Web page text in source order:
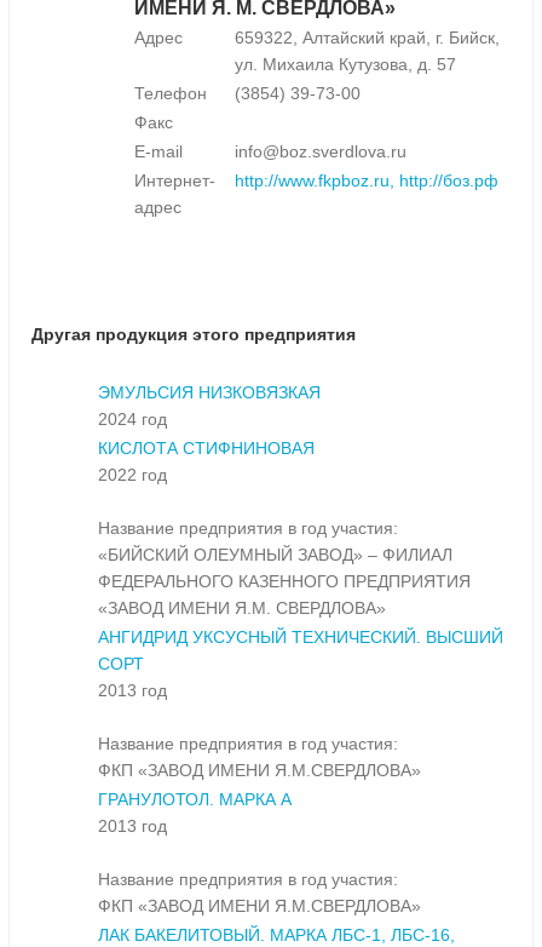
ИМЕНИ Я. М. СВЕРДЛОВА»
Адрес
659322, Алтайский край, г. Бийск,
ул. Михаила Кутузова, д. 57
Телефон
(3854) 39-73-00
Факс
E-mail
info@boz.sverdlova.ru
Интернет-
адрес
http://www.fkpboz.ru, http://боз.рф
Другая продукция этого предприятия
ЭМУЛЬСИЯ НИЗКОВЯЗКАЯ
2024 год
КИСЛОТА СТИФНИНОВАЯ
2022 год
Название предприятия в год участия:
«БИЙСКИЙ ОЛЕУМНЫЙ ЗАВОД» – ФИЛИАЛ
ФЕДЕРАЛЬНОГО КАЗЕННОГО ПРЕДПРИЯТИЯ
«ЗАВОД ИМЕНИ Я.М. СВЕРДЛОВА»
АНГИДРИД УКСУСНЫЙ ТЕХНИЧЕСКИЙ. ВЫСШИЙ
СОРТ
2013 год
Название предприятия в год участия:
ФКП «ЗАВОД ИМЕНИ Я.М.СВЕРДЛОВА»
ГРАНУЛОТОЛ. МАРКА А
2013 год
Название предприятия в год участия:
ФКП «ЗАВОД ИМЕНИ Я.М.СВЕРДЛОВА»
ЛАК БАКЕЛИТОВЫЙ. МАРКА ЛБС-1, ЛБС-16,